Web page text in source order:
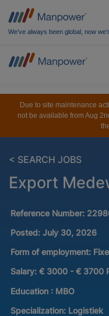
We’ve always been global, now
Due to site maintenance
not be available from Aug
< SEARCH JOBS
Export
Reference Number:
Posted: July 30, 2026
Form of employment:
Salary: € 3000 - € 3700
Education : MBO
Specialization: Logistiek